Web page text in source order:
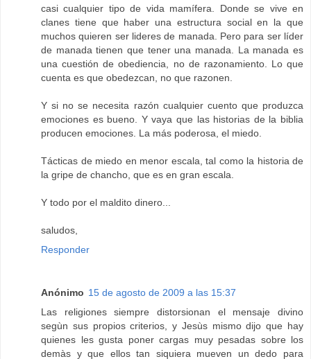
casi cualquier tipo de vida mamífera. Donde se vive en
clanes tiene que haber una estructura social en la que
muchos quieren ser lideres de manada. Pero para ser líder
de manada tienen que tener una manada. La manada es
una cuestión de obediencia, no de razonamiento. Lo que
cuenta es que obedezcan, no que razonen.
Y si no se necesita razón cualquier cuento que produzca
emociones es bueno. Y vaya que las historias de la biblia
producen emociones. La más poderosa, el miedo.
Tácticas de miedo en menor escala, tal como la historia de
la gripe de chancho, que es en gran escala.
Y todo por el maldito dinero...
saludos,
Responder
Anónimo 15 de agosto de 2009 a las 15:37
Las religiones siempre distorsionan el mensaje divino
segùn sus propios criterios, y Jesùs mismo dijo que hay
quienes les gusta poner cargas muy pesadas sobre los
demàs y que ellos tan siquiera mueven un dedo para